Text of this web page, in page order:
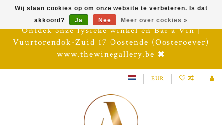
Ontdek onze fysieke winkel en Bar à Vin |
Vuurtorendok-Zuid 17 Oostende (Oosteroever)
www.thewinegallery.be
EUR
Wij slaan cookies op om onze website te verbeteren. Is dat
akkoord?
Ja Nee Meer over cookies »